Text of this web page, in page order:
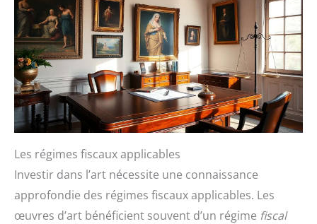
Les régimes fiscaux applicables
Investir dans l’art nécessite une connaissance
approfondie des régimes fiscaux applicables. Les
œuvres d’art bénéficient souvent d’un régime fiscal